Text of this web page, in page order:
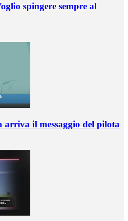
spingere sempre al
arriva il messaggio del pilota